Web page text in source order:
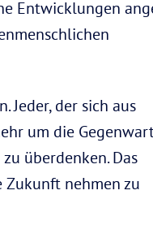
Entwicklungen
Jeder, der sich aus
um die
überdenken. Das
Zukunft nehmen zu